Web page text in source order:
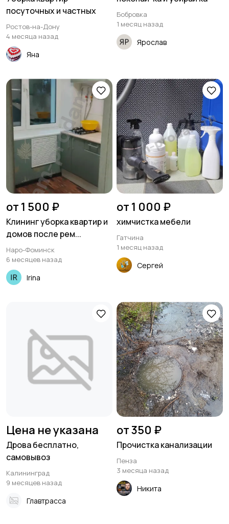
посуточных и частных
Ростов-на-Дону
4 месяца назад
Яна
Бобровка
1 месяц назад
Ярослав
от 1 500 ₽
Клининг уборка квартир и
домов после рем...
Наро-Фоминск
6 месяцев назад
Irina
от 1 000 ₽
химчистка мебели
Гатчина
1 месяц назад
Сергей
Цена не указана
Дрова бесплатно,
самовывоз
Калининград
9 месяцев назад
Главтрасса
от 350 ₽
Прочистка канализации
Пенза
3 месяца назад
Никита